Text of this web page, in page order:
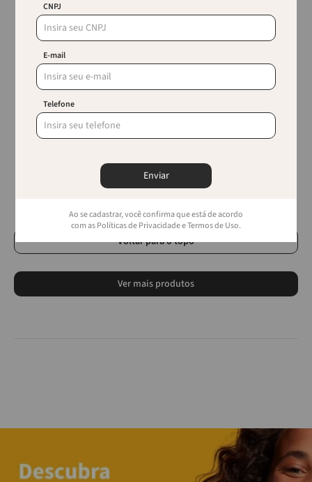
CNPJ
E-mail
Telefone
Enviar
Ao se cadastrar, você confirma que está de acordo
com as Políticas de Privacidade e Termos de Uso.
Lançamentos
Esc. Ricca Flex Glam Roxa
Secador De Cabelo Vertix
Áton Bivolt
Voltar para o topo